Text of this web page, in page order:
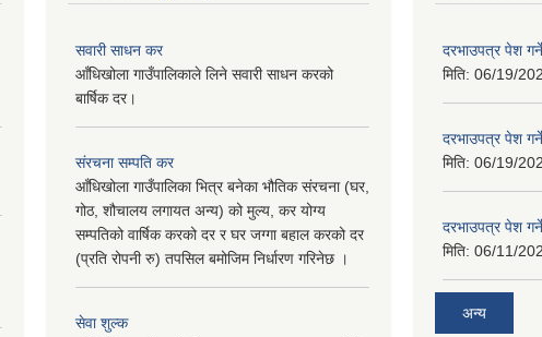
सवारी साधन कर
आँधिखोला गाउँपालिकाले लिने सवारी साधन करको
बार्षिक दर।
संरचना सम्पति कर
आँधिखोला गाउँपालिका भित्र बनेका भौतिक संरचना (घर,
गोठ, शौचालय लगायत अन्य) को मुल्य, कर योग्य
सम्पतिको वार्षिक करको दर र घर जग्गा बहाल करको दर
(प्रति रोपनी रु) तपसिल बमोजिम निर्धारण गरिनेछ ।
सेवा शुल्क
दरभाउपत्र पेश
मिति: 06/19/
दरभाउपत्र पेश
मिति: 06/19/
दरभाउपत्र पेश
मिति: 06/11/
अन्य